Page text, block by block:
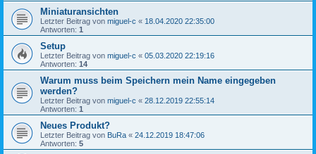
Miniaturansichten
Letzter Beitrag von miguel-c « 18.04.2020 22:35:00
Antworten: 1
Setup
Letzter Beitrag von miguel-c « 05.03.2020 22:19:16
Antworten: 14
Warum muss beim Speichern mein Name eingegeben
werden?
Letzter Beitrag von miguel-c « 28.12.2019 22:55:14
Antworten: 1
Neues Produkt?
Letzter Beitrag von BuRa « 24.12.2019 18:47:06
Antworten: 5